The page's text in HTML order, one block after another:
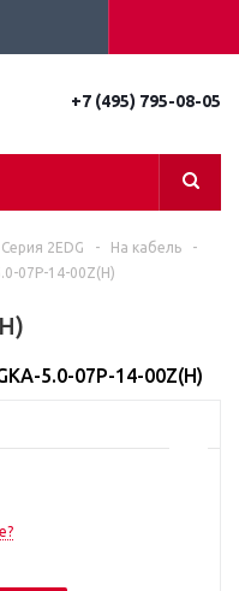
+7 (495) 795-08-05
Серия 2EDG - На кабель
-
07P-14-00Z(H)
5.0-07P-14-00Z(H)